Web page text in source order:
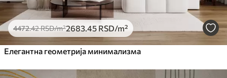
4472.42RSD/m²2683 .45 RSD/m²
Елегантна геометрија минимализма